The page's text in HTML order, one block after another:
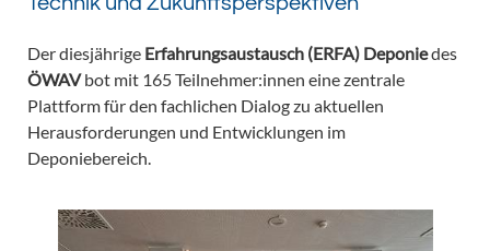
Der diesjährige Erfahrungsaustausch (ERFA) Deponiedes
ÖWAVbot mit 165 Teilnehmer:innen eine zentrale
Plattform für den fachlichen Dialog zu aktuellen
Herausforderungen und Entwicklungen im
Deponiebereich.